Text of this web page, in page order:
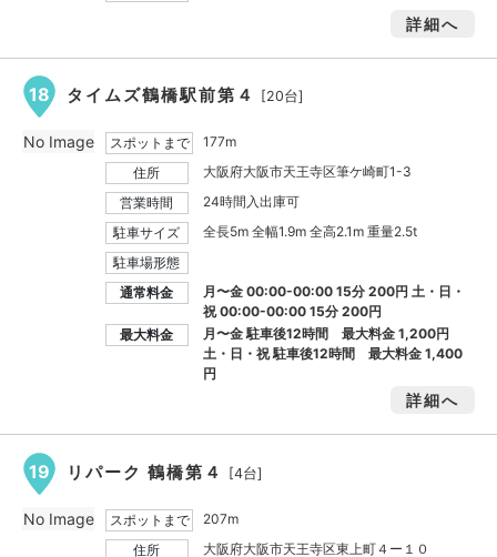
詳細へ
18 タイムズ鶴橋駅前第４ [20台]
スポットまで
177m
住所
大阪府大阪市天王寺区筆ケ崎町1-3
営業時間
24時間入出庫可
駐車サイズ
全長5m 全幅1.9m 全高2.1m 重量2.5t
駐車場形態
通常料金
月〜金 00:00-00:00 15分 200円 土・日・
祝 00:00-00:00 15分 200円
最大料金
月〜金 駐車後12時間 最大料金1,200円
土・日・祝 駐車後12時間 最大料金1,400
円
詳細へ
No Image
19 リパーク 鶴橋第４ [4台]
スポットまで
207m
住所
大阪府大阪市天王寺区東上町４ー１０
No Image